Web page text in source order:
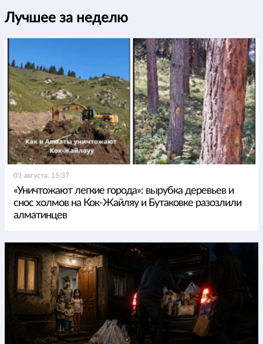
Лучшее за неделю
03 августа, 15:37
«Уничтожают легкие города»: вырубка деревьев и
снос холмов на Кок-Жайляу и Бутаковке разозлили
алматинцев